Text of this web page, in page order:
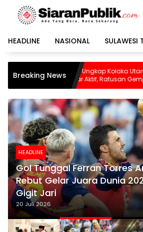
Langsung
konten
HEADLINE
NASIONAL SULAWESI
Breaking News
Kolaka Utara
Ratusan Gempa
Sekda
Usai Jadi
HEADLINE
Gol Tunggal Ferran Torres
Rebut Gelar Juara Dunia
Gigit Jari
20 Juli 2026